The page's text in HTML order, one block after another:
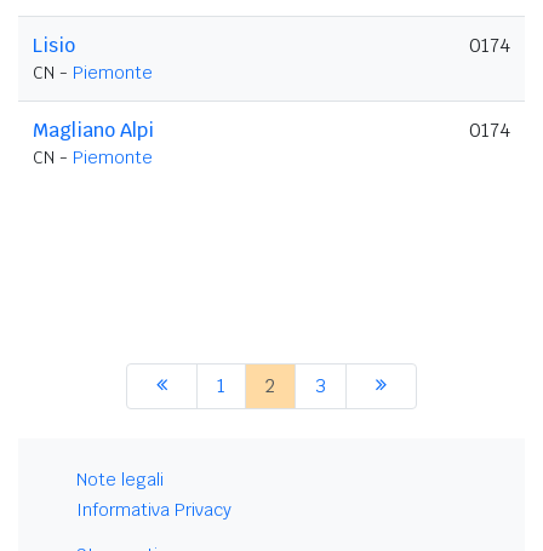
Lisio
CN - Piemonte
0174
Magliano Alpi
CN - Piemonte
0174
1 2 3
Note legali
Informativa Privacy